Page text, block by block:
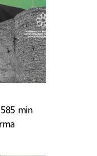
585 min